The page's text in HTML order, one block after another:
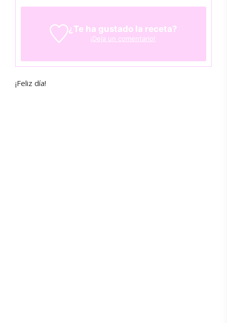
¿Te ha gustado la receta?
¡Deja un comentario!
¡Feliz día!